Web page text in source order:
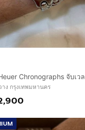
ง กรุงเทพมหานคร